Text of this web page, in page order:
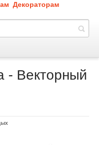
Декораторам
- Векторный